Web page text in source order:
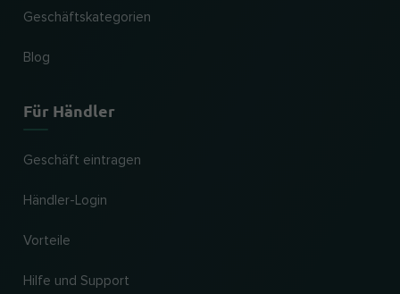
Geschäftskategorien
Blog
Für Händler
Geschäft eintragen
Händler-Login
Vorteile
Hilfe und Support